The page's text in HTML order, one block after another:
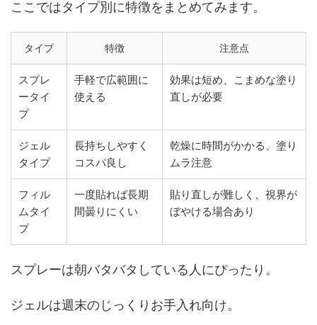
ここではタイプ別に特徴をまとめてみます。
タイプ 特徴 注意点
スプレ
ータイ
プ
手軽で広範囲に
使える
効果は短め、こまめな塗り
直しが必要
ジェル
タイプ
長持ちしやすく
コスパ良し
乾燥に時間がかかる、塗り
ムラ注意
フィル
ムタイ
プ
一度貼れば長期
間曇りにくい
貼り直しが難しく、視界が
ぼやける場合あり
スプレーは朝バタバタしている人にぴったり。
ジェルは週末のじっくりお手入れ向け。